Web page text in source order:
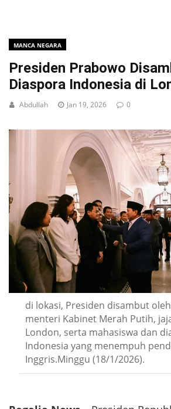
MANCA NEGARA
Presiden Prabowo
Diaspora Indonesia di
Abdullah Jan 19, 2026 0
di lokasi, Presiden disambut
menteri Kabinet Merah Putih,
London, serta mahasiswa dan
Indonesia yang menempuh
Inggris.Minggu (18/1/2026).